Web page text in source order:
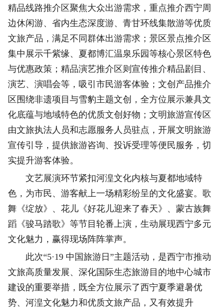
精品线路推介区聚焦大众出游需求，重点推介西宁周
边休闲游、省内生态深度游、青甘环线集散游等优质
文旅产品，满足不同群体出游需求；景区景点推介区
集中展示千紫缘、夏都博汇温泉乐园等核心景区特色
与优惠政策；精品演艺推介区则宣传推介精品剧目、
演艺、演唱会等，吸引市民游客体验；文创产品推介
区围绕非遗项目与雪豹主题文创，全方位展示兼具文
化底蕴与地域特色的优质文创好物；文明旅游宣传区
由文旅执法人员和志愿服务人员驻点，开展文明旅游
宣传引导，提供旅游咨询、投诉受理等便民服务，切
实提升游客体验。
文艺展演环节紧扣河湟文化内核与夏都地域特
色，为市民、游客献上一场精彩纷呈的文化盛宴。歌
舞《绽放》、花儿《好花儿迎来了春天》、蒙古族舞
蹈《骏马踏歌》等节目轮番上演，生动展现西宁多元
文化魅力，赢得现场阵阵掌声。
此次“5·19 中国旅游日”主题活动，是西宁市推动
文旅高质量发展、深化国际生态旅游目的地中心城市
建设的重要举措，既全方位展示了西宁夏季避暑优
势、河湟文化魅力和优质文旅产品，又有效提升